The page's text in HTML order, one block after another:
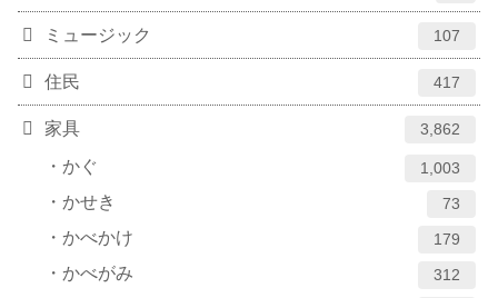
ミュージック 107
住民 417
家具 3,862
かぐ 1,003
かせき 73
かべかけ 179
かべがみ 312